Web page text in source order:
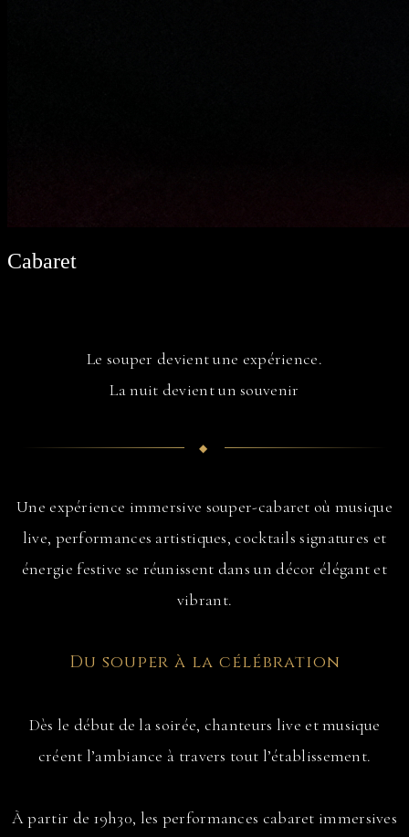
Cabaret
Le souper devient une expérience.
La nuit devient un souvenir
◆
Une expérience immersive souper-cabaret où musique
live, performances artistiques, cocktails signatures et
énergie festive se réunissent dans un décor élégant et
vibrant.
Du souper à la célébration
Dès le début de la soirée, chanteurs live et musique
créent l’ambiance à travers tout l’établissement.
À partir de 19h30, les performances cabaret immersives